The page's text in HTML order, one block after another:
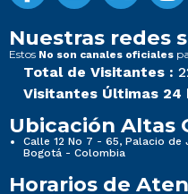
Nuestras redes
Estos No son canales oficiales
Total de Visitantes :
Visitantes Últimas 24
Ubicación Altas
Calle 12 No 7 - 65, Palacio de
Bogotá - Colombia
Horarios de